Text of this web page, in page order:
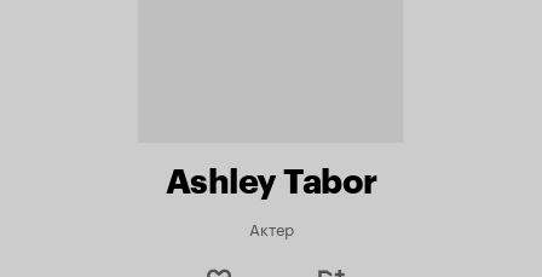
Ashley Tabor
Актер